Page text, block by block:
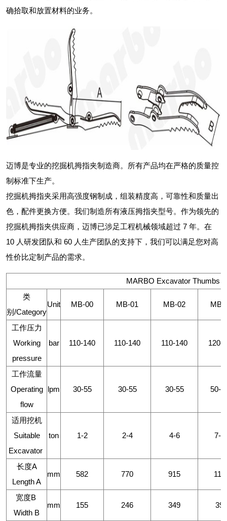
确拾取和放置材料的业务。
迈博是专业的挖掘机拇指夹制造商。所有产品均在严格的质量控
制标准下生产。
挖掘机拇指夹采用高强度钢制成，组装精度高，可靠性和质量出
色，配件更换方便。我们制造所有液压拇指夹型号。作为领先的
挖掘机拇指夹供应商，迈博已涉足工程机械领域超过 7 年。在
10 人研发团队和 60 人生产团队的支持下，我们可以满足您对高
性价比定制产品的需求。
MARBO Excavator Thumbs
类
别/Category
Unit MB-00 MB-01 MB-02 MB-
工作压力
Working
pressure
bar 110-140 110-140 110-140 120-
工作流量
Operating
flow
lpm 30-55 30-55 30-55 50-
适用挖机
Suitable
Excavator
ton 1-2 2-4 4-6 7-
长度A
Length A
mm 582 770 915
宽度B
Width B
mm 155 246 349 394